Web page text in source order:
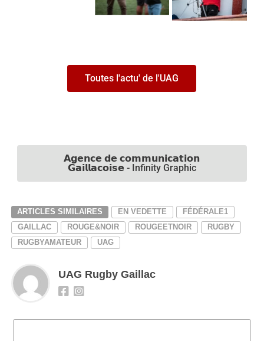
Toutes l'actu' de l'UAG
𝗔𝗴𝗲𝗻𝗰𝗲 𝗱𝗲 𝗰𝗼𝗺𝗺𝘂𝗻𝗶𝗰𝗮𝘁𝗶𝗼𝗻
𝗚𝗮𝗶𝗹𝗹𝗮𝗰𝗼𝗶𝘀𝗲 - Infinity Graphic
ARTICLES SIMILAIRES EN VEDETTE
FÉDÉRALE1
GAILLAC
ROUGE&NOIR ROUGEETNOIR
RUGBY
RUGBYAMATEUR
UAG
UAG Rugby Gaillac